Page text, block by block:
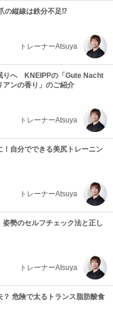
の縦線は鉄分不足⁉
トレーナーAtsuya
りへ KNEIPPの「Gute Nacht
ンの香り」のご紹介
トレーナーAtsuya
自分でできる美尻トレーニン
トレーナーAtsuya
勢のセルフチェック法と正し
トレーナーAtsuya
危険で太るトランス脂肪酸食